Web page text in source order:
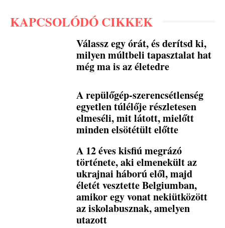
KAPCSOLÓDÓ CIKKEK
Válassz egy órát, és derítsd ki,
milyen múltbeli tapasztalat hat
még ma is az életedre
A repülőgép-szerencsétlenség
egyetlen túlélője részletesen
elmeséli, mit látott, mielőtt
minden elsötétült előtte
A 12 éves kisfiú megrázó
története, aki elmenekült az
ukrajnai háború elől, majd
életét vesztette Belgiumban,
amikor egy vonat nekiütközött
az iskolabusznak, amelyen
utazott